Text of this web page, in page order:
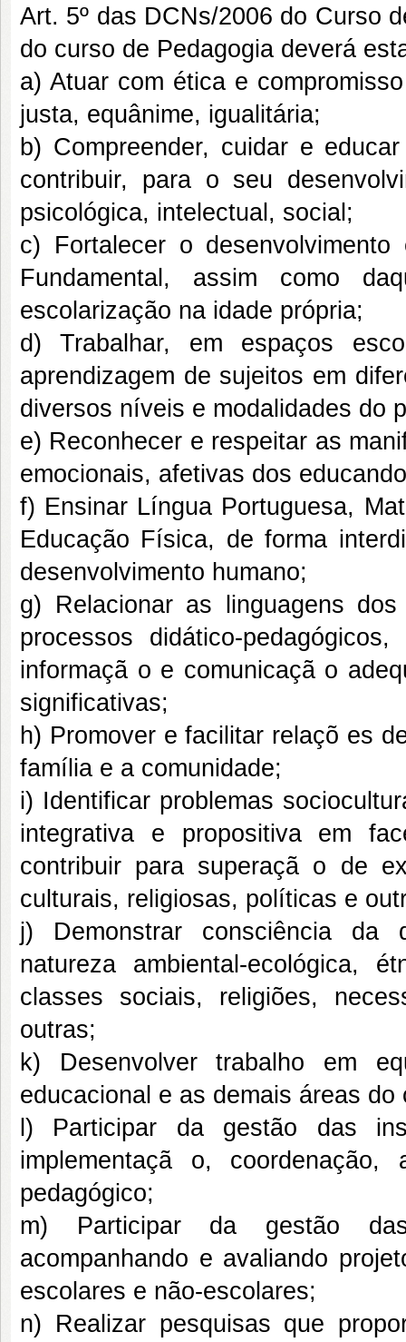
Art. 5º das DCNs/2006 do Curso
do curso de Pedagogia deverá
a) Atuar com ética e
justa, equânime, igualitária;
b) Compreender, cuidar e
contribuir, para o seu
psicológica, intelectual, social;
c) Fortalecer o
Fundamental, assim como
escolarização na idade própria;
d) Trabalhar, em espaços
aprendizagem de sujeitos em
diversos níveis e modalidades do
e) Reconhecer e respeitar as
emocionais, afetivas dos
f) Ensinar Língua Portuguesa,
Educação Física, de forma
desenvolvimento humano;
g) Relacionar as linguagens
processos didático-
informaçã o e comunicaçã o
significativas;
h) Promover e facilitar relaçõ es
família e a comunidade;
i) Identificar problemas
integrativa e propositiva em
contribuir para superaçã o de
culturais, religiosas, políticas e
j) Demonstrar consciência da
natureza ambiental-ecológica,
classes sociais, religiões,
outras;
k) Desenvolver trabalho em
educacional e as demais áreas do
l) Participar da gestão das
implementaçã o,
pedagógico;
m) Participar da gestão
acompanhando e avaliando
escolares e não-escolares;
n) Realizar pesquisas que